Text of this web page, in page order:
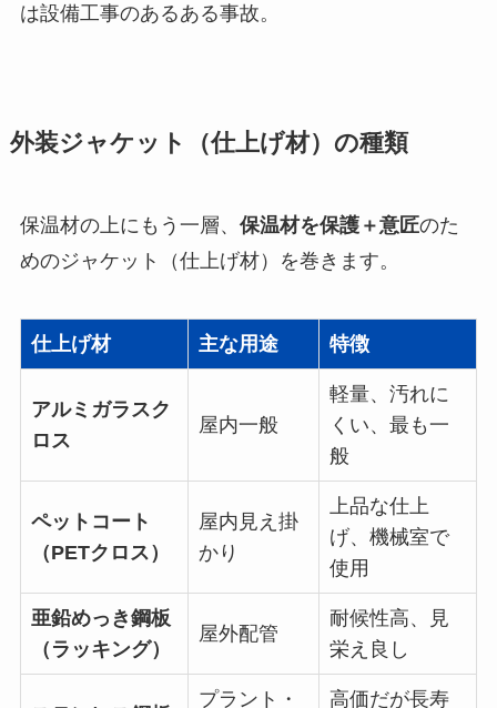
は設備工事のあるある事故。
外装ジャケット（仕上げ材）の種類
保温材の上にもう一層、 保温材を保護＋意匠のた
めのジャケット（仕上げ材）を巻きます。
仕上げ材 主な用途 特徴
アルミガラスク
ロス
屋内一般
軽量、汚れに
くい、最も一
般
ペットコート
（PETクロス）
屋内見え掛
かり
上品な仕上
げ、機械室で
使用
亜鉛めっき鋼板
（ラッキング）
屋外配管
耐候性高、見
栄え良し
プラント・
高価だが長寿